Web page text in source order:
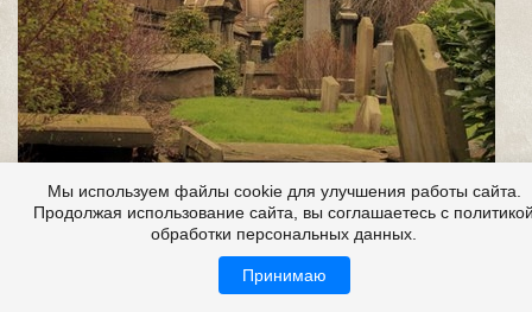
Мы используем файлы cookie для улучшения работы сайта.
Продолжая использование сайта, вы соглашаетесь с
обработки персональных данных.
Принимаю